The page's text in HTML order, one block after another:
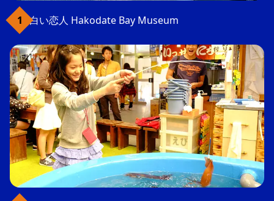
白い恋人 Hakodate Bay Museum